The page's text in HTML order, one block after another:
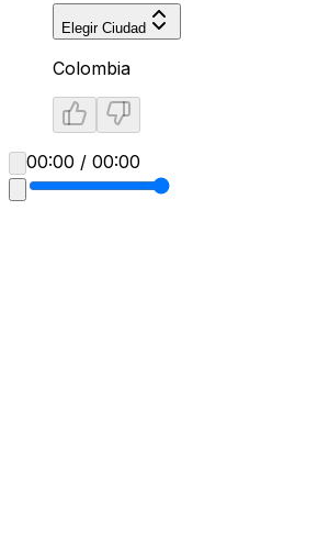
Elegir Ciudad
Colombia
00:00 / 00:00